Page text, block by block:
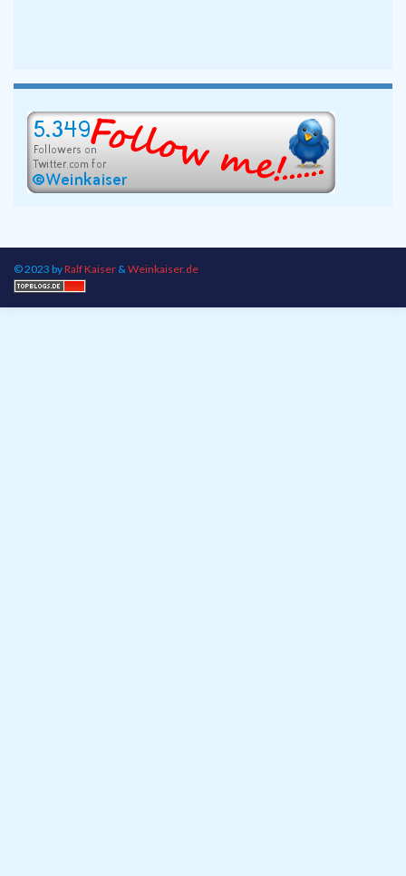
© 2023 byRalf Kaiser & Weinkaiser.de